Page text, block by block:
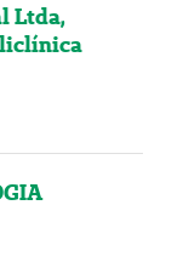
Ltda,